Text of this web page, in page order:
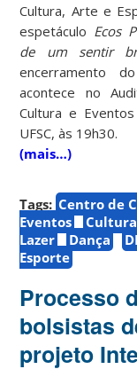
Cultura, Arte e
espetáculo Ecos
de um sentir
encerramento
acontece no
Cultura e
UFSC, às 19h30.
(mais…)
Tags: Centro de
Eventos
Cultura
Lazer
Dança
Esporte
Processo
bolsistas
projeto